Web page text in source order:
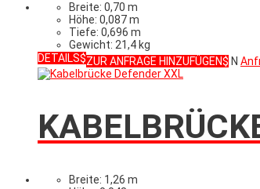
Breite: 0,70 m
Höhe: 0,087 m
Tiefe: 0,696 m
Gewicht: 21,4 kg
DETAILS
ZUR ANFRAGE HINZUFÜGEN N
Breite: 1,26 m